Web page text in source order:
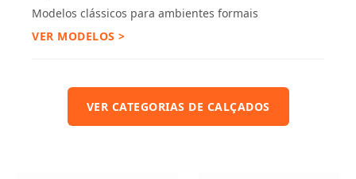
Modelos clássicos para ambientes formais
VER MODELOS >
VER CATEGORIAS DE CALÇADOS